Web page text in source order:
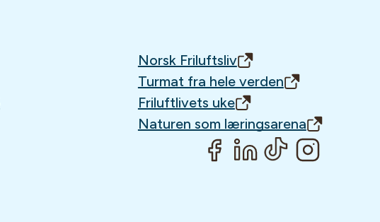
Norsk Friluftsliv
Turmat fra hele verden
Friluftlivets uke
Naturen som læringsarena